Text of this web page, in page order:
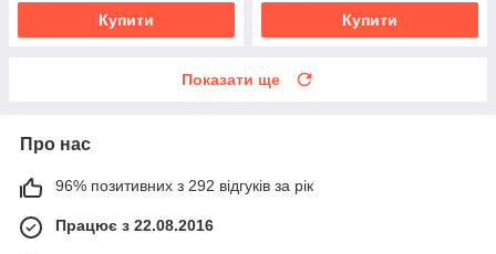
Купити Купити
Показати ще
Про нас
96% позитивних з 292 відгуків за рік
Працює з 22.08.2016